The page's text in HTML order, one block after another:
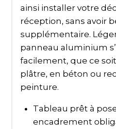
ainsi installer votre
réception, sans avoir
supplémentaire.
panneau aluminium
facilement, que ce
plâtre, en béton ou
peinture.
Tableau prêt à
encadrement